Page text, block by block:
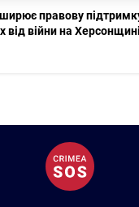
правову
від війни на Херсонщині